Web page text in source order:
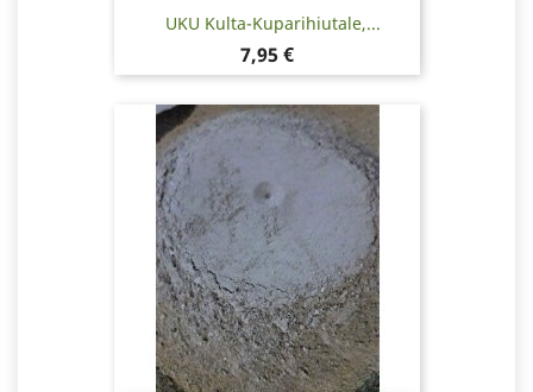
UKU Kulta-Kuparihiutale,...
Hinta
7,95 €